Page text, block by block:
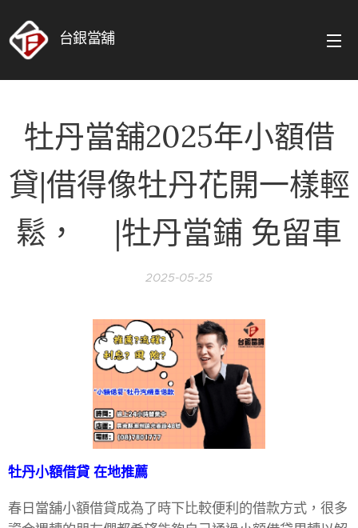
台銀當舖
牡丹當舖2025年小額借
貸|借得像牡丹花開一樣輕
鬆，❤️|牡丹當鋪 免留車
2025-05-25
牡丹小額借貸 在地推薦
春日當舖小額借貸成為了時下比較便利的借款方式，很多